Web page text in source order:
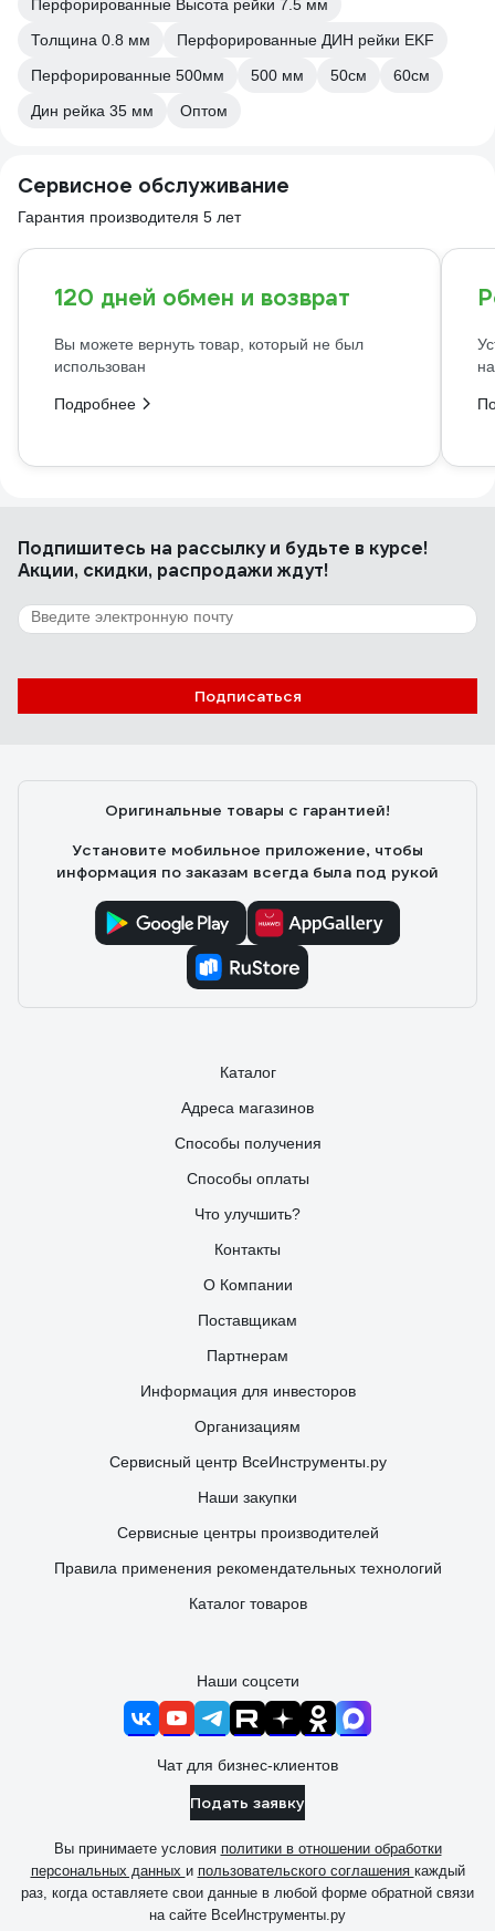
Перфорированные Высота рейки 7.5 мм
Толщина 0.8 мм
Перфорированные ДИН рейки EKF
Перфорированные 500мм
500 мм 50см
60см
Дин рейка 35 мм
Оптом
Сервисное обслуживание
Гарантия производителя 5 лет
120 дней обмен и возврат
Вы можете вернуть товар, который не был
использован
Подробнее
Подпишитесь на рассылкуи будьте в курсе!
Акции, скидки, распродажи ждут!
Подписаться
Оригинальные товары с гарантией!
Установите мобильное приложение, чтобы
информация по заказам всегда была под рукой
Каталог
Адреса магазинов
Способы получения
Способы оплаты
Что улучшить?
Контакты
О Компании
Поставщикам
Партнерам
Информация для инвесторов
Организациям
Сервисный центр ВсеИнструменты.ру
Наши закупки
Сервисные центры производителей
Правила применения рекомендательных технологий
Каталог товаров
Наши соцсети
Чат для бизнес-клиентов
Подать заявку
Вы принимаете условия политики в отношении обработки
персональных данных и пользовательского соглашения каждый
раз, когда оставляете свои данные в любой форме обратной связи
на сайте ВсеИнструменты.ру